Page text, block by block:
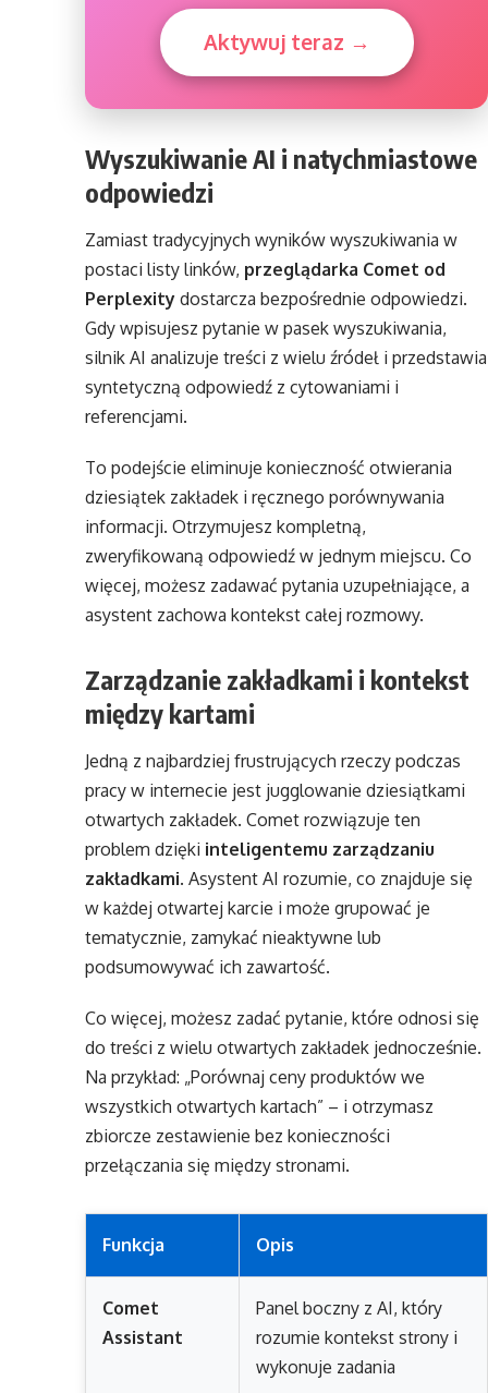
Aktywuj teraz →
Wyszukiwanie AI i natychmiastowe
odpowiedzi
Zamiast tradycyjnych wyników wyszukiwania w
postaci listy linków, przeglądarka Comet od
Perplexity dostarcza bezpośrednie odpowiedzi.
Gdy wpisujesz pytanie w pasek wyszukiwania,
silnik AI analizuje treści z wielu źródeł i przedstawia
syntetyczną odpowiedź z cytowaniami i
referencjami.
To podejście eliminuje konieczność otwierania
dziesiątek zakładek i ręcznego porównywania
informacji. Otrzymujesz kompletną,
zweryfikowaną odpowiedź w jednym miejscu. Co
więcej, możesz zadawać pytania uzupełniające, a
asystent zachowa kontekst całej rozmowy.
Zarządzanie zakładkami i kontekst
między kartami
Jedną z najbardziej frustrujących rzeczy podczas
pracy w internecie jest jugglowanie dziesiątkami
otwartych zakładek. Comet rozwiązuje ten
problem dzięki inteligentemu zarządzaniu
zakładkami. Asystent AI rozumie, co znajduje się
w każdej otwartej karcie i może grupować je
tematycznie, zamykać nieaktywne lub
podsumowywać ich zawartość.
Co więcej, możesz zadać pytanie, które odnosi się
do treści z wielu otwartych zakładek jednocześnie.
Na przykład: „Porównaj ceny produktów we
wszystkich otwartych kartach” – i otrzymasz
zbiorcze zestawienie bez konieczności
przełączania się między stronami.
Funkcja Opis
Comet
Assistant
Panel boczny z AI, który
rozumie kontekst strony i
wykonuje zadania